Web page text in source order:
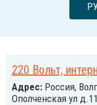
220 Вольт,
Адрес: Россия,
Ополченская ул д.11